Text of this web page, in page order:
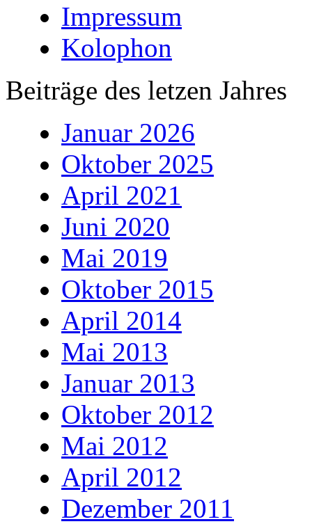
Impressum
Kolophon
Beiträge des letzen Jahres
Januar 2026
Oktober 2025
April 2021
Juni 2020
Mai 2019
Oktober 2015
April 2014
Mai 2013
Januar 2013
Oktober 2012
Mai 2012
April 2012
Dezember 2011